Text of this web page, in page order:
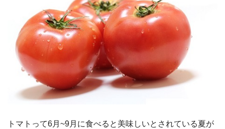
トマトって6月~9月に食べると美味しいとされている夏が